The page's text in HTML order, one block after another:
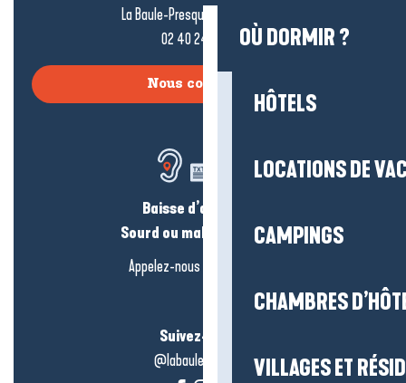
OÙ DORMIR ?
HÔTELS
LOCATIONS DE
CAMPINGS
CHAMBRES
VILLAGES ET
La Baule-Presqu’île de Guérande
02 40 24 34 44
Nous contacter
Baisse d’audition ?
Sourd ou malentendant ?
Appelez-nous en
Suivez-nous !
@labauleguérande